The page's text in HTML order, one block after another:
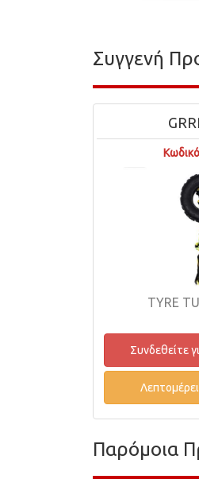
Συγγενή
TYRE
Συνδεθείτε
Παρόμοια